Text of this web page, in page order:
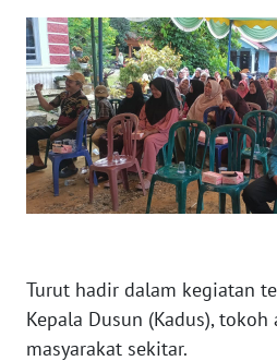
Turut hadir dalam kegiatan
Kepala Dusun (Kadus), tokoh
masyarakat sekitar.
WN
JAMBI
WN
SULTRA
WN
SULTENG